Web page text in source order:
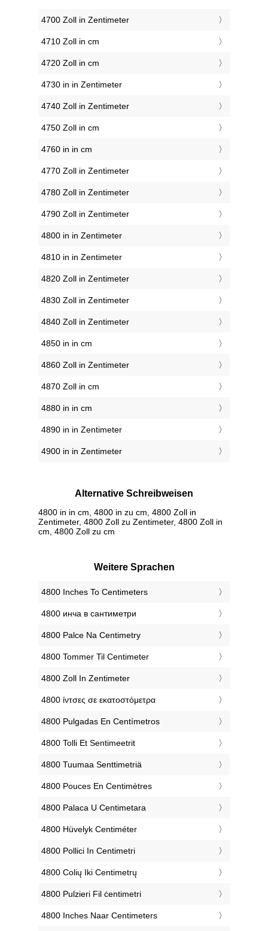
4700 Zoll in Zentimeter
4710 Zoll in cm
4720 Zoll in cm
4730 in in Zentimeter
4740 Zoll in Zentimeter
4750 Zoll in cm
4760 in in cm
4770 Zoll in Zentimeter
4780 Zoll in Zentimeter
4790 Zoll in Zentimeter
4800 in in Zentimeter
4810 in in Zentimeter
4820 Zoll in Zentimeter
4830 Zoll in Zentimeter
4840 Zoll in Zentimeter
4850 in in cm
4860 Zoll in Zentimeter
4870 Zoll in cm
4880 in in cm
4890 in in Zentimeter
4900 in in Zentimeter
Alternative Schreibweisen
4800 in in cm, 4800 in zu cm, 4800 Zoll in
Zentimeter, 4800 Zoll zu Zentimeter, 4800 Zoll in
cm, 4800 Zoll zu cm
Weitere Sprachen
‎4800 Inches To Centimeters
‎4800 инча в сантиметри
‎4800 Palce Na Centimetry
‎4800 Tommer Til Centimeter
‎4800 Zoll In Zentimeter
‎4800 ίντσες σε εκατοστόμετρα
‎4800 Pulgadas En Centímetros
‎4800 Tolli Et Sentimeetrit
‎4800 Tuumaa Senttimetriä
‎4800 Pouces En Centimètres
‎4800 Palaca U Centimetara
‎4800 Hüvelyk Centiméter
‎4800 Pollici In Centimetri
‎4800 Colių Iki Centimetrų
‎4800 Pulzieri Fil ċentimetri
‎4800 Inches Naar Centimeters